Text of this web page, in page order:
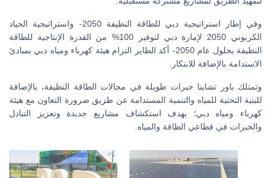
وفي إطار استراتيجية دبي للطاقة النظيفة 2050- واستراتيجية الحياد
الكربوني 2050 لإمارة دبي لتوفير 100% من القدرة الإنتاجية للطاقة
النظيفة بحلول عام 2050- أكد الطاير التزام هيئة كهرباء ومياه دبي بمبادئ
الاستدامة بالإضافة للابتكار.
وتمتلك باور تشاينا خبرات طويلة في مجالات الطاقة النظيفة، بالإضافة
للبنية التحتية للمياه والتنمية المستدامة عن طريق ضرورة التعاون مع هيئة
كهرباء ومياه دبي؛ بهدف استكشاف مشاريع جديدة وتعزيز التبادل
والخبرات في قطاعي الطاقة والمياه.